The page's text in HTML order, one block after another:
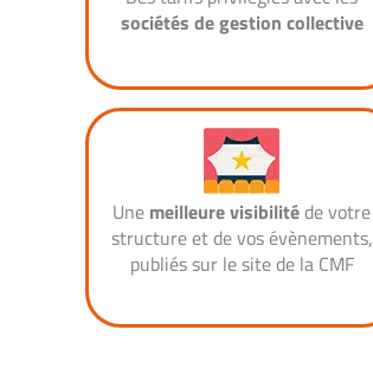
sociétés de gestion collective
Une meilleure visibilitéde votre
structure et de vos évènements,
publiés sur le site de la CMF